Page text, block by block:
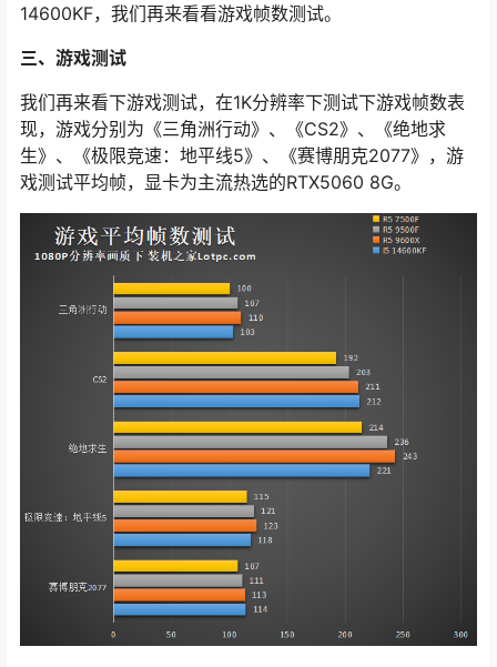
14600KF，我们再来看看游戏帧数测试。
三、游戏测试
我们再来看下游戏测试，在1K分辨率下测试下游戏帧数表
现，游戏分别为《三角洲行动》、《CS2》、《绝地求
生》、《极限竞速：地平线5》、《赛博朋克2077》，游
戏测试平均帧，显卡为主流热选的RTX5060 8G。